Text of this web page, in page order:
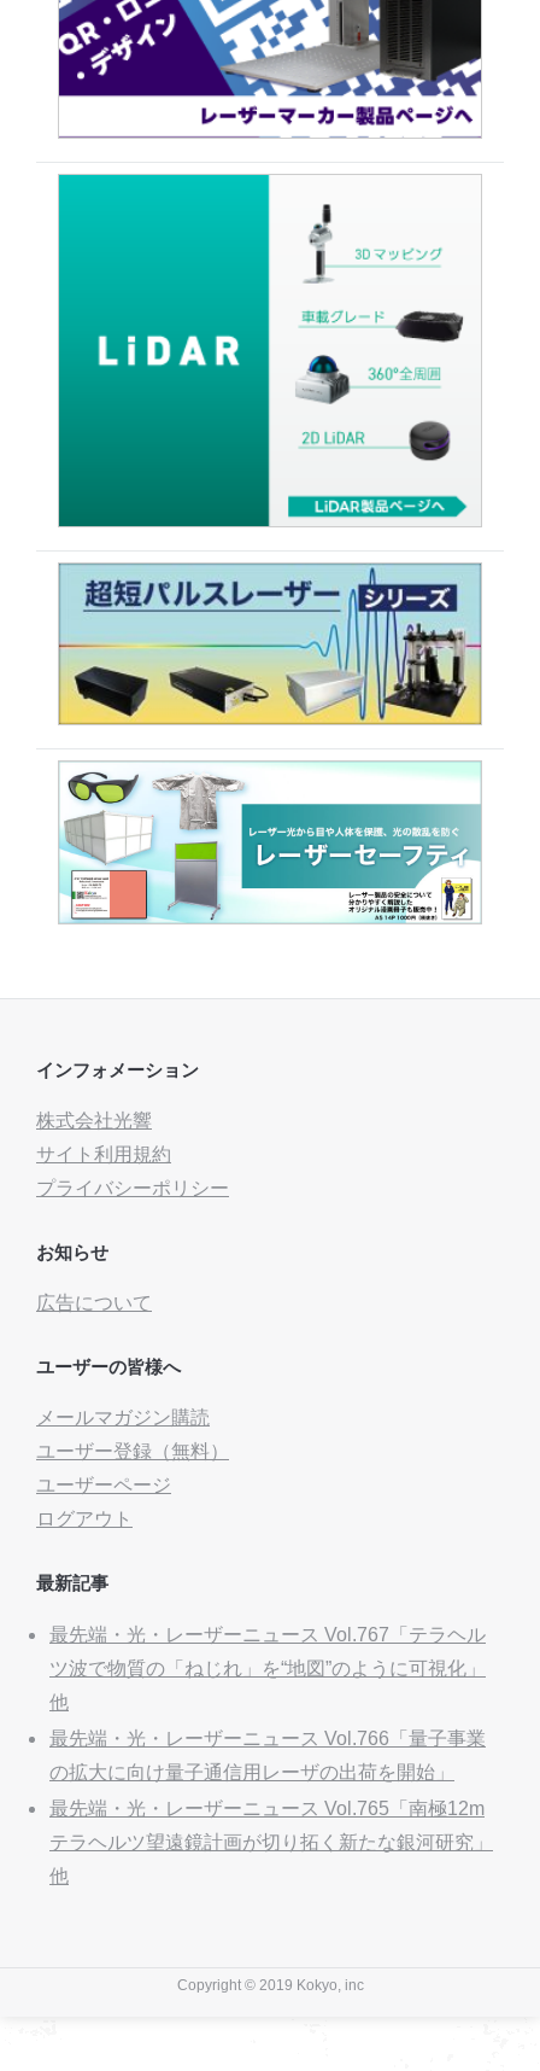
インフォメーション
株式会社光響
サイト利用規約
プライバシーポリシー
お知らせ
広告について
ユーザーの皆様へ
メールマガジン購読
ユーザー登録（無料）
ユーザーページ
ログアウト
最新記事
最先端・光・レーザーニュース Vol.767「テラヘル
ツ波で物質の「ねじれ」を“地図”のように可視化」
他
最先端・光・レーザーニュース Vol.766「量子事業
の拡大に向け量子通信用レーザの出荷を開始」
最先端・光・レーザーニュース Vol.765「南極12m
テラヘルツ望遠鏡計画が切り拓く新たな銀河研究」
他
Copyright © 2019 Kokyo, inc